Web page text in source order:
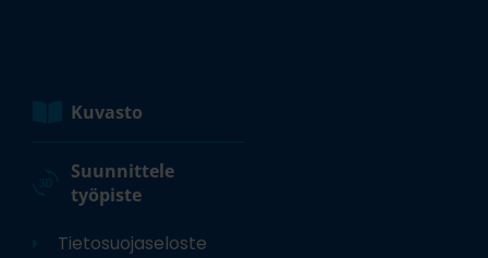
Kuvasto
Suunnittele
työpiste
Tietosuojaseloste